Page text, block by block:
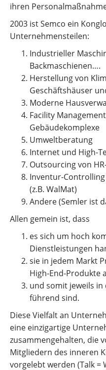
ihren
2003 ist Semco ein
Unternehmens­teilen:
Industrieller
Backmaschienen….
Herstellung von
Geschäftshäuser
Moderne
Facility
Gebäudekomplexe
Umweltberatung
Internet und High-
Outsourcing von
Inventur-
(z.B. WalMat)
Andere (Semler ist
Allen gemein ist, dass
es sich um hoch
Dienstleistungen
sie in jedem Markt
High-End-Produkte
und somit jeweils
führend sind.
Diese Vielfalt an
eine einzigartige
zusammengehalten, die
Mitgliedern des inneren
vorgelebt werden (Talk =